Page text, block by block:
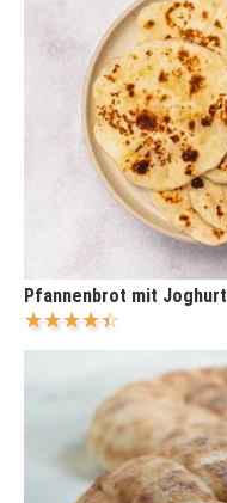
Pfannenbrot mit Joghurt